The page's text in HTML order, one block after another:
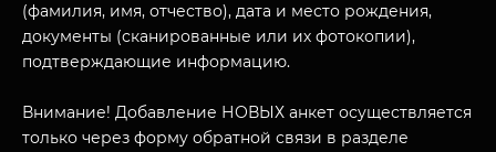
О НАС
(фамилия, имя, отчество), дата и место рождения,
документы (сканированные или их фотокопии),
подтверждающие информацию.
Внимание! Добавление НОВЫХ анкет осуществляется
только через форму обратной связи в разделе